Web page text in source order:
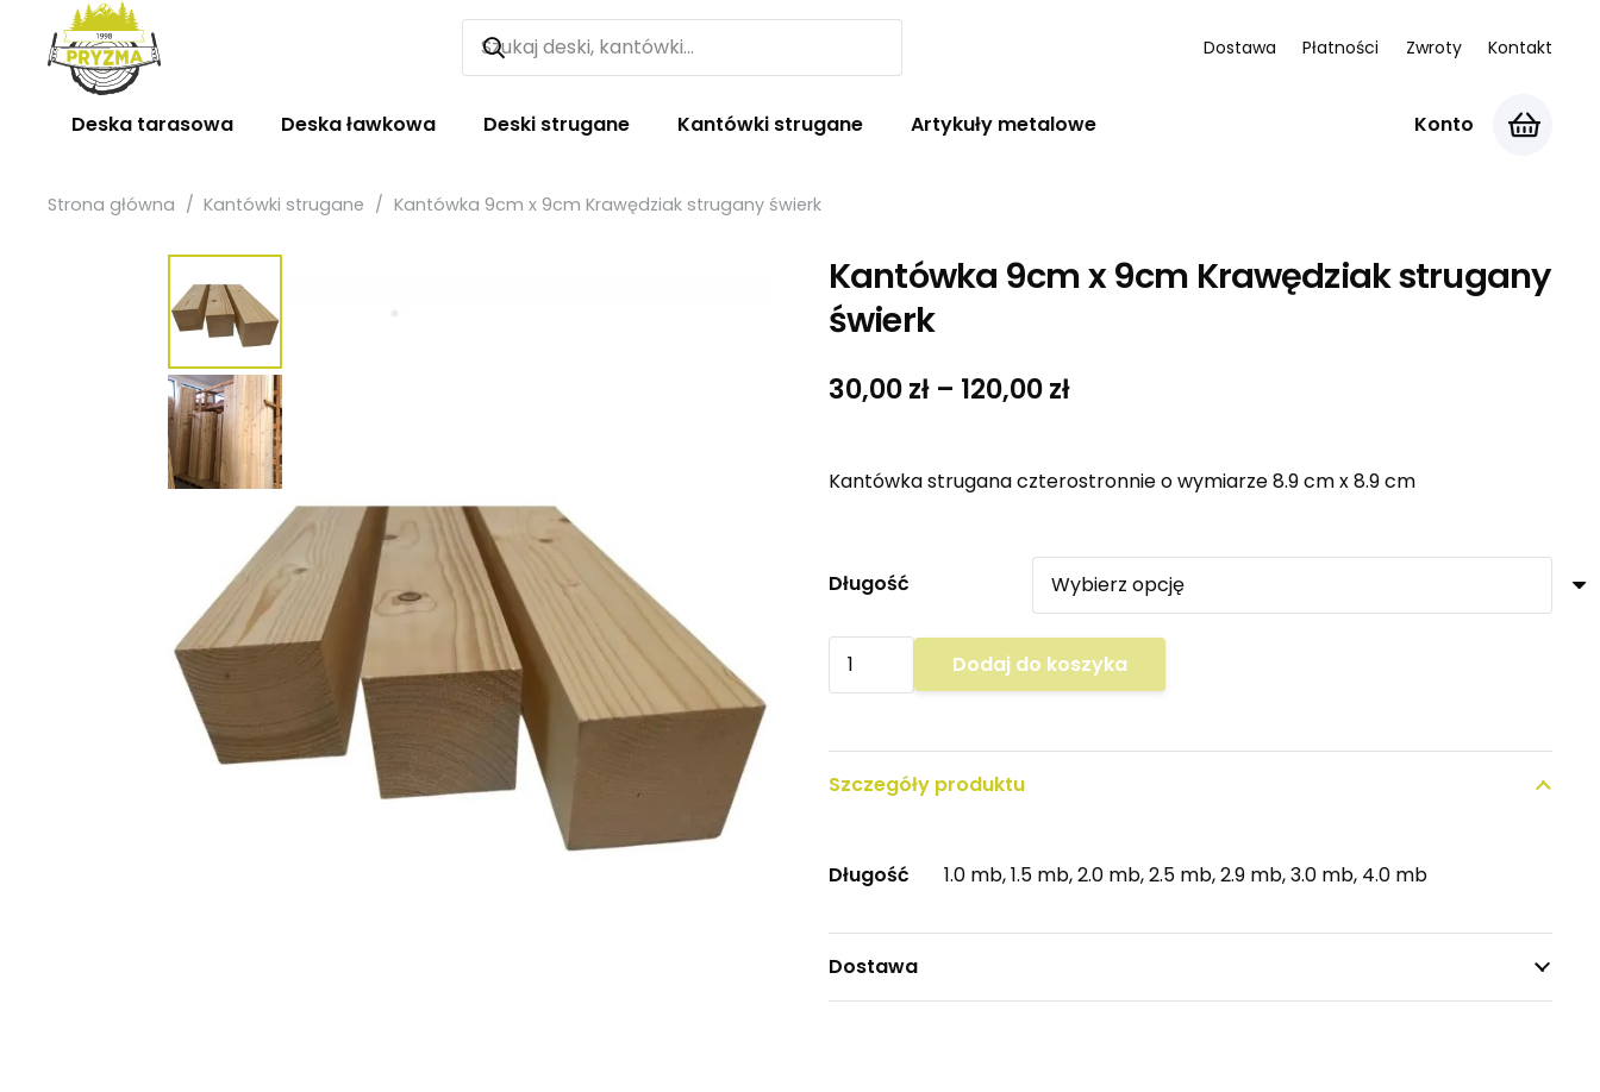
Dostawa Płatności Zwroty Kontakt
Deska tarasowa Deska ławkowa Deski strugane Kantówki strugane Artykuły metalowe Konto
Strona główna / Kantówki strugane / Kantówka 9cm x 9cm Krawędziak strugany świerk
Kantówka 9cm x 9cm Krawędziak strugany
świerk
30,00zł – 120,00złZakres
30,00 zł
120,00 zł
Kantówka strugana czterostronnie o wymiarze 8.9 cm x 8.9 cm
Długość
ilość
Kantówka
x
9cm
strugany
Dodaj do koszyka
Szczegóły produktu
Długość 1.0 mb, 1.5 mb, 2.0 mb, 2.5 mb, 2.9 mb, 3.0 mb, 4.0 mb
Dostawa